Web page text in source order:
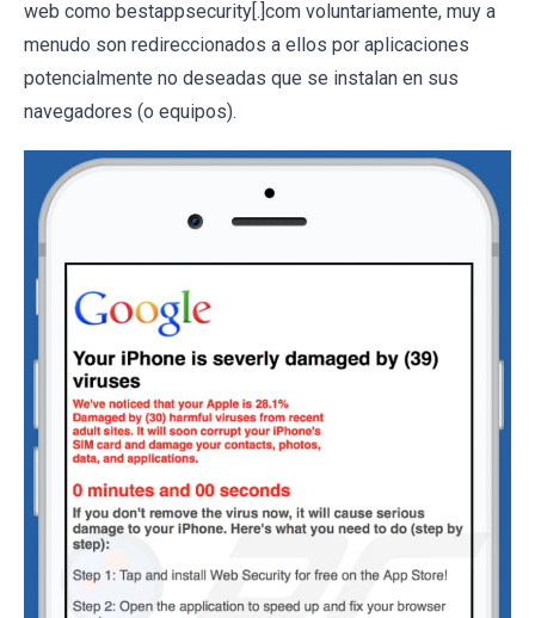
web como bestappsecurity[.]com voluntariamente, muy a
menudo son redireccionados a ellos por aplicaciones
potencialmente no deseadas que se instalan en sus
navegadores (o equipos).